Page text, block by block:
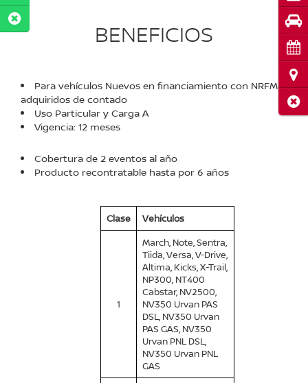
BENEFICIOS
Para vehículos Nuevos en financiamiento con NRFM y
adquiridos de contado
Uso Particular y Carga A
Vigencia: 12 meses
Cobertura de 2 eventos al año
Producto recontratable hasta por 6 años
Clase Vehículos
1
March, Note, Sentra,
Tiida, Versa, V-Drive,
Altima, Kicks, X-Trail,
NP300, NT400
Cabstar, NV2500,
NV350 Urvan PAS
DSL, NV350 Urvan
PAS GAS, NV350
Urvan PNL DSL,
NV350 Urvan PNL
GAS